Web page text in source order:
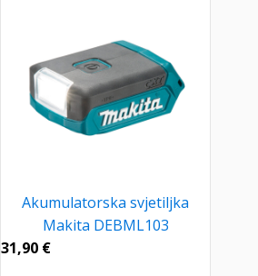
Akumulatorska svjetiljka
Makita DEBML103
31,90 €